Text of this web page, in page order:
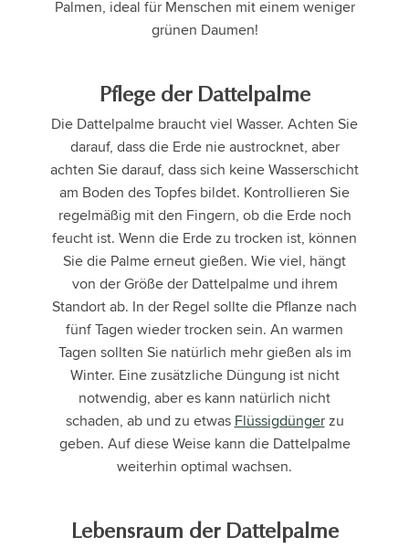
Palmen, ideal für Menschen mit einem weniger
grünen Daumen!
Pflege der Dattelpalme
Die Dattelpalme braucht viel Wasser. Achten Sie
darauf, dass die Erde nie austrocknet, aber
achten Sie darauf, dass sich keine Wasserschicht
am Boden des Topfes bildet. Kontrollieren Sie
regelmäßig mit den Fingern, ob die Erde noch
feucht ist. Wenn die Erde zu trocken ist, können
Sie die Palme erneut gießen. Wie viel, hängt
von der Größe der Dattelpalme und ihrem
Standort ab. In der Regel sollte die Pflanze nach
fünf Tagen wieder trocken sein. An warmen
Tagen sollten Sie natürlich mehr gießen als im
Winter. Eine zusätzliche Düngung ist nicht
notwendig, aber es kann natürlich nicht
schaden, ab und zu etwas Flüssigdüngerzu
geben. Auf diese Weise kann die Dattelpalme
weiterhin optimal wachsen.
Lebensraum der Dattelpalme